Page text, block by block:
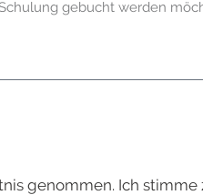
genommen. Ich